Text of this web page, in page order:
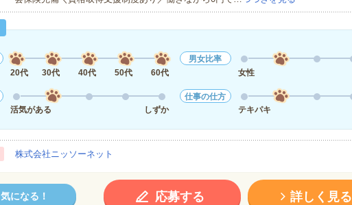
20代
30代 40代 50代 60代
男女比率
女性
活気がある
しずか
仕事の仕方
テキパキ
株式会社ニッソーネット
気になる！ 応募する 詳しく見る